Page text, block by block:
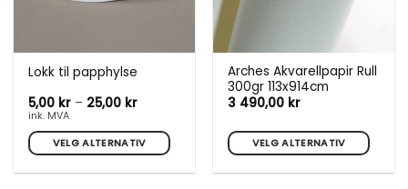
Lokk til papphylse
5,00 kr – 25,00 krPrisområde:
25,00 kr
ink. MVA
VELG ALTERNATIV
Arches Akvarellpapir Rull
300gr 113x914cm
3 490,00 kr
VELG ALTERNATIV